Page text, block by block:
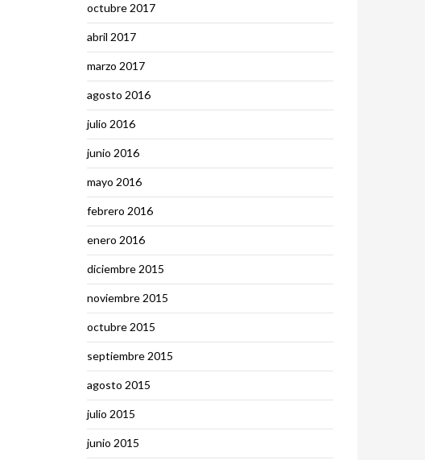
octubre 2017
abril 2017
marzo 2017
agosto 2016
julio 2016
junio 2016
mayo 2016
febrero 2016
enero 2016
diciembre 2015
noviembre 2015
octubre 2015
septiembre 2015
agosto 2015
julio 2015
junio 2015